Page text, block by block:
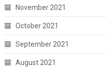
November 2021
October 2021
September 2021
August 2021